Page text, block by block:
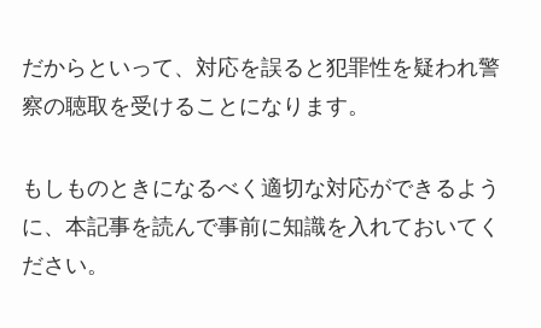
だからといって、対応を誤ると犯罪性を疑われ警
察の聴取を受けることになります。
もしものときになるべく適切な対応ができるよう
に、本記事を読んで事前に知識を入れておいてく
ださい。